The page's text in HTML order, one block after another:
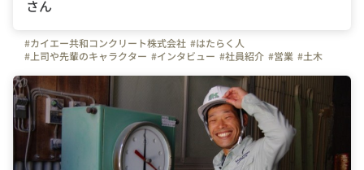
さん
#カイエー共和コンクリート株式会社 #はたらく人
#上司や先輩のキャラクター #インタビュー #社員紹介 #営業 #土木